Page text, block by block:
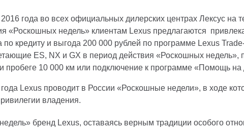
года во всех официальных дилерских центрах Лексус
«Роскошных недель» клиентам Lexus предлагаются
по кредиту и выгода 200 000 рублей по программе Lexus
ES, NX и GX в период действия «Роскошных недель»,
пробеге 10 000 км или подключение к программе «Помощь
Lexus проводит в России «Роскошные недели», в ходе
владения.
бренд Lexus, оставаясь верным традиции особого